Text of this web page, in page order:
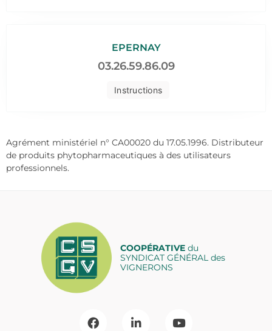
Instructions
EPERNAY
03.26.59.86.09
Agrément ministériel n° CA00020 du 17.05.1996. Distributeur
de produits phytopharmaceutiques à des utilisateurs
professionnels.
COOPÉRATIVEdu
SYNDICAT GÉNÉRAL des
VIGNERONS